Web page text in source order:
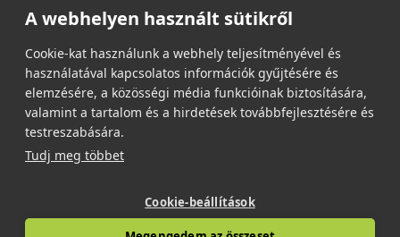
A webhelyen használt sütikről
Cookie-kat használunk a webhely teljesítményével és
használatával kapcsolatos információk gyűjtésére és
elemzésére, a közösségi média funkcióinak biztosítására,
valamint a tartalom és a hirdetések továbbfejlesztésére és
testreszabására.
Tudj meg többet
Cookie-beállítások
Email címed:
elfogadom az adatvédelmi szabályzatot
© 2026 | Minden jog fenntartva!